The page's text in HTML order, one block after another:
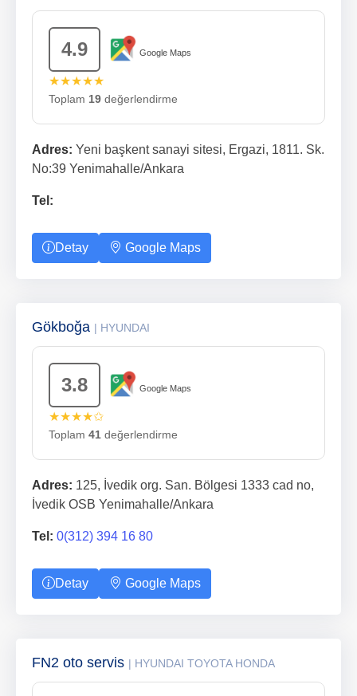
4.9 Google Maps
★★★★★
Toplam 19 değerlendirme
Adres: Yeni başkent sanayi sitesi, Ergazi, 1811. Sk.
No:39 Yenimahalle/Ankara
Tel:
Detay Google Maps
Gökboğa | HYUNDAI
3.8 Google Maps
★★★★✩
Toplam 41 değerlendirme
Adres: 125, İvedik org. San. Bölgesi 1333 cad no,
İvedik OSB Yenimahalle/Ankara
Tel: 0(312) 394 16 80
Detay Google Maps
FN2 oto servis | HYUNDAI TOYOTA HONDA